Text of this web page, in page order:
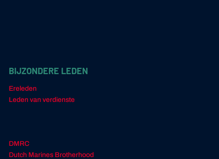
BIJZONDERE LEDEN
Ereleden
Leden van verdienste
DMRC
Dutch Marines Brotherhood